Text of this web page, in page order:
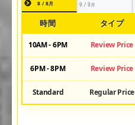
8 / 8月 9 / 9月
時間 タイプ
10AM - 6PM Review Price
6PM - 8PM Review Price
Standard Regular Price